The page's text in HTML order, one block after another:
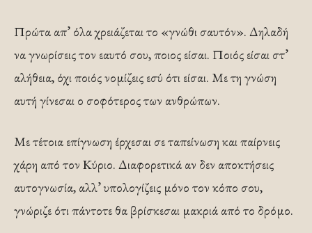
Πρώτα απ’ όλα χρειάζεται το «γνώθι σαυτόν». Δηλαδή
να γνωρίσεις τον εαυτό σου, ποιος είσαι. Ποιός είσαι στ’
αλήθεια, όχι ποιός νομίζεις εσύ ότι είσαι. Με τη γνώση
αυτή γίνεσαι ο σοφότερος των ανθρώπων.
Με τέτοια επίγνωση έρχεσαι σε ταπείνωση και παίρνεις
χάρη από τον Κύριο. Διαφορετικά αν δεν αποκτήσεις
αυτογνωσία, αλλ’ υπολογίζεις μόνο τον κόπο σου,
γνώριζε ότι πάντοτε θα βρίσκεσαι μακριά από το δρόμο.